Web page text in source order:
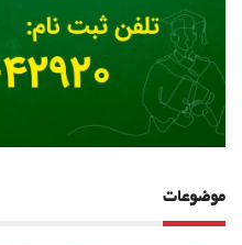
موضوعات